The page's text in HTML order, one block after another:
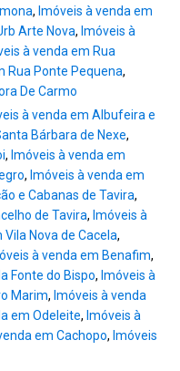
, Imóveis à venda em
Arte Nova, Imóveis à
à venda em Rua
Rua Ponte Pequena,
De Carmo
à venda em Albufeira e
Bárbara de Nexe,
, Imóveis à venda em
, Imóveis à venda em
e Cabanas de Tavira,
de Tavira, Imóveis à
Vila Nova de Cacela,
à venda em Benafim,
Fonte do Bispo, Imóveis à
Marim, Imóveis à venda
em Odeleite, Imóveis à
em Cachopo, Imóveis